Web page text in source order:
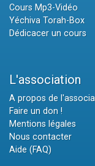
Cours Mp3-Vidéo
Yéchiva Torah-Box
Dédicacer un cours
L'association
A propos de
Faire un don !
Mentions légales
Nous contacter
Aide (FAQ)